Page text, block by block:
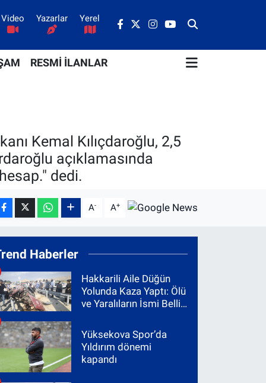
Video Yazarlar Yerel
RESMİ İLANLAR
Kemal Kılıçdaroğlu, 2,5
açıklamasında
dedi.
A- A+
Haberler
Hakkarili Aile Düğün
Yolunda Kaza Yaptı: Ölü
ve Yaralıların İsmi Belli
Yüksekova Spor’da
Yıldırım dönemi
kapandı